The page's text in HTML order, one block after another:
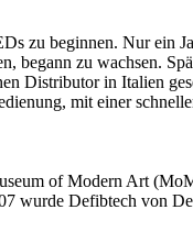
zu beginnen. Nur ein
zu wachsen.
Distributor in Italien
mit einer
of Modern Art
wurde Defibtech von